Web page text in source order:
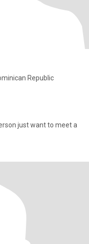
Republic
just want to meet a